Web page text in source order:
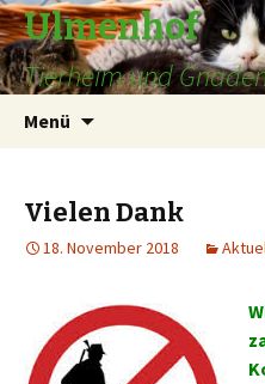
Ulmenhof
Tierheim und
Menü
Vielen Dank
18. November 2018